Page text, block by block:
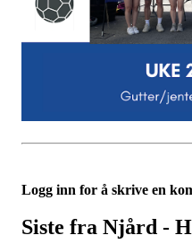
Logg inn for å skrive en
Siste fra Njård -